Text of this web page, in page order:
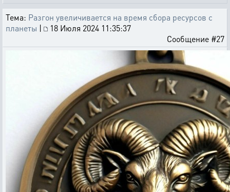
Тема: Разгон увеличивается на время сбора ресурсов с
планеты |
18 Июля 2024 11:35:37
Сообщение #27